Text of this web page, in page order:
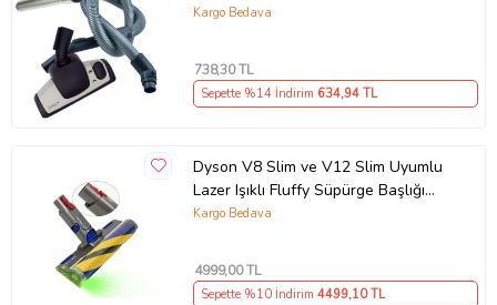
Başlık + Teleskopik Borusu
Kargo Bedava
738,30 TL
Sepette %14 İndirim 634,94 TL
Dyson V8 Slim ve V12 Slim Uyumlu
Lazer Işıklı Fluffy Süpürge Başlığı
972522-02
Kargo Bedava
4999,00 TL
Sepette %10 İndirim 4499,10 TL